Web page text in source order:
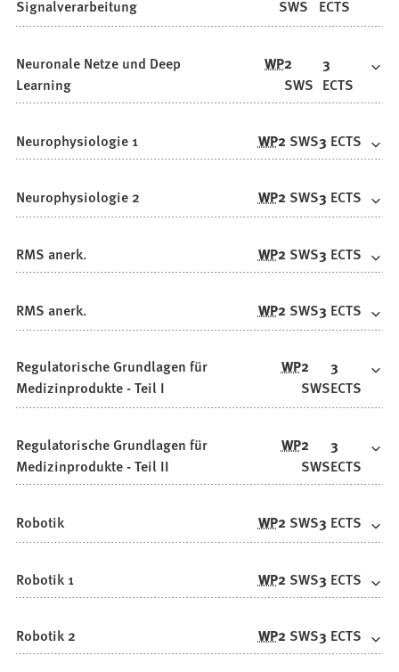
Signalverarbeitung SWS ECTS
Neuronale Netze und Deep
Learning
WP2
SWS
3
ECTS
Neurophysiologie 1 WP2 SWS3 ECTS
Neurophysiologie 2 WP2 SWS3 ECTS
RMS anerk. WP2 SWS3 ECTS
RMS anerk. WP2 SWS3 ECTS
Regulatorische Grundlagen für
Medizinprodukte - Teil I
WP2
SWS
3
ECTS
Regulatorische Grundlagen für
Medizinprodukte - Teil II
WP2
SWS
3
ECTS
Robotik WP2 SWS3 ECTS
Robotik 1 WP2 SWS3 ECTS
Robotik 2 WP2 SWS3 ECTS